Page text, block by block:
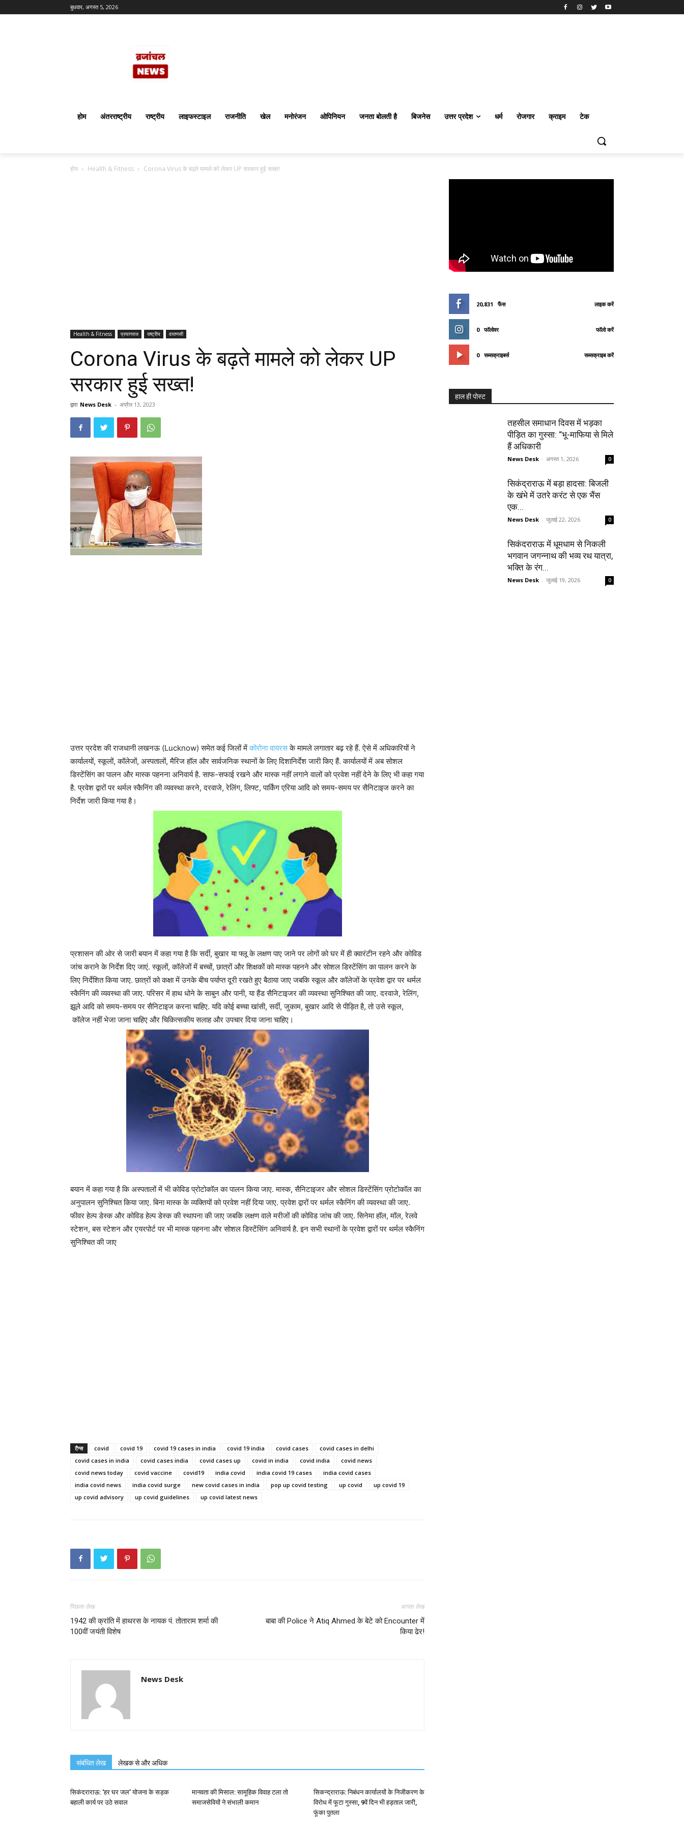
बुधवार, अगस्त 5, 2026
होम अंतरराष्ट्रीय राष्ट्रीय लाइफस्टाइल राजनीति खेल मनोरंजन ओपिनियन जनता बोलती है बिजनेस उत्तर प्रदेश धर्म रोजगार क्राइम टेक
होम Health & Fitness Corona Virus के बढ़ते मामले को लेकर UP सरकार हुई सख्त!
Health & Fitness प्रयागराज राष्ट्रीय वाराणसी
Corona Virus के बढ़ते मामले को लेकर UP
सरकार हुई सख्त!
द्वारा News Desk - अप्रैल 13, 2023
उत्तर प्रदेश की राजधानी लखनऊ (Lucknow) समेत कई जिलों मेंकोरोना वायरसके मामले लगातार बढ़ रहे हैं. ऐसे में अधिकारियों ने
कार्यालयों, स्कूलों, कॉलेजों, अस्पतालों, मैरिज हॉल और सार्वजनिक स्थानों के लिए दिशानिर्देश जारी किए हैं. कार्यालयों में अब सोशल
डिस्टेंसिंग का पालन और मास्क पहनना अनिवार्य है. साफ-सफाई रखने और मास्क नहीं लगाने वालों को प्रवेश नहीं देने के लिए भी कहा गया
है. प्रवेश द्वारों पर थर्मल स्कैनिंग की व्यवस्था करने, दरवाजे, रेलिंग, लिफ्ट, पार्किंग एरिया आदि को समय-समय पर सैनिटाइज करने का
निर्देश जारी किया गया है।
प्रशासन की ओर से जारी बयान में कहा गया है कि सर्दी, बुखार या फ्लू के लक्षण पाए जाने पर लोगों को घर में ही क्वारंटीन रहने और कोविड
जांच कराने के निर्देश दिए जाएं. स्कूलों, कॉलेजों में बच्चों, छात्रों और शिक्षकों को मास्क पहनने और सोशल डिस्टेंसिंग का पालन करने के
लिए निर्देशित किया जाए. छात्रों को कक्षा में उनके बीच पर्याप्त दूरी रखते हुए बैठाया जाए जबकि स्कूल और कॉलेजों के प्रवेश द्वार पर थर्मल
स्कैनिंग की व्यवस्था की जाए. परिसर में हाथ धोने के साबुन और पानी, या हैंड सैनिटाइजर की व्यवस्था सुनिश्चित की जाए. दरवाजे, रेलिंग,
झूले आदि को समय-समय पर सैनिटाइज करना चाहिए. यदि कोई बच्चा खांसी, सर्दी, जुकाम, बुखार आदि से पीड़ित है, तो उसे स्कूल,
कॉलेज नहीं भेजा जाना चाहिए और चिकित्सकीय सलाह और उपचार दिया जाना चाहिए।
बयान में कहा गया है कि अस्पतालों में भी कोविड प्रोटोकॉल का पालन किया जाए. मास्क, सैनिटाइजर और सोशल डिस्टेंसिंग प्रोटोकॉल का
अनुपालन सुनिश्चित किया जाए. बिना मास्क के व्यक्तियों को प्रवेश नहीं दिया जाए. प्रवेश द्वारों पर थर्मल स्कैनिंग की व्यवस्था की जाए.
फीवर हेल्प डेस्क और कोविड हेल्प डेस्क की स्थापना की जाए जबकि लक्षण वाले मरीजों की कोविड जांच की जाए. सिनेमा हॉल, मॉल, रेलवे
स्टेशन, बस स्टेशन और एयरपोर्ट पर भी मास्क पहनना और सोशल डिस्टेंसिंग अनिवार्य है. इन सभी स्थानों के प्रवेश द्वारों पर थर्मल स्कैनिंग
सुनिश्चित की जाए
टैग्स covid covid 19 covid 19 cases in india covid 19 india covid cases
covid cases in delhi
covid cases in india
covid cases india covid cases up covid in india covid india
covid news
covid news today
covid vaccine covid19 india covid india covid 19 cases
india covid cases
india covid news
india covid surge new covid cases in india pop up covid testing up covid
up covid 19
up covid advisory
up covid guidelines up covid latest news
पिछला लेख
1942 की क्रांति में हाथरस के नायक पं. तोताराम शर्मा की
100वीं जयंती विशेष
अगला लेख
बाबा की Police ने Atiq Ahmed के बेटे को Encounter में
किया ढेर!
News Desk
संबंधित लेख लेखक से और अधिक
सिकंदराराऊ: ‘हर घर जल’ योजना के सड़क
बहाली कार्य पर उठे सवाल
मानवता की मिसाल: सामूहिक विवाह टला तो
समाजसेवियों ने संभाली कमान
सिकन्द्राराऊ: निबंधन कार्यालयों के निजीकरण के
विरोध में फूटा गुस्सा, 9वें दिन भी हड़ताल जारी,
फूंका पुतला
20,831 फैंस लाइक करें
0 फॉलोवर फॉलो करें
0 सब्सक्राइबर्स सब्सक्राइब करें
हाल ही पोस्ट
तहसील समाधान दिवस में भड़का
पीड़ित का गुस्सा: “भू-माफिया से मिले
हैं अधिकारी
News Desk - अगस्त 1, 2026 0
सिकंद्राराऊ में बड़ा हादसा: बिजली
के खंभे में उतरे करंट से एक भैंस
एक...
News Desk - जुलाई 22, 2026 0
सिकंदराराऊ में धूमधाम से निकली
भगवान जगन्नाथ की भव्य रथ यात्रा,
भक्ति के रंग...
News Desk - जुलाई 19, 2026 0